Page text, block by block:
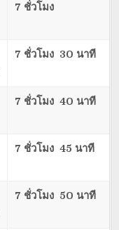
7 ชั่วโมง
7 ชั่วโมง 30 นาที
7 ชั่วโมง 40 นาที
7 ชั่วโมง 45 นาที
7 ชั่วโมง 50 นาที